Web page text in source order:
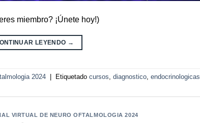
miembro? ¡Únete hoy!)
LEYENDO →
2024 Etiquetado cursos, diagnostico, endocrinologicas
VIRTUAL DE NEURO OFTALMOLOGIA 2024